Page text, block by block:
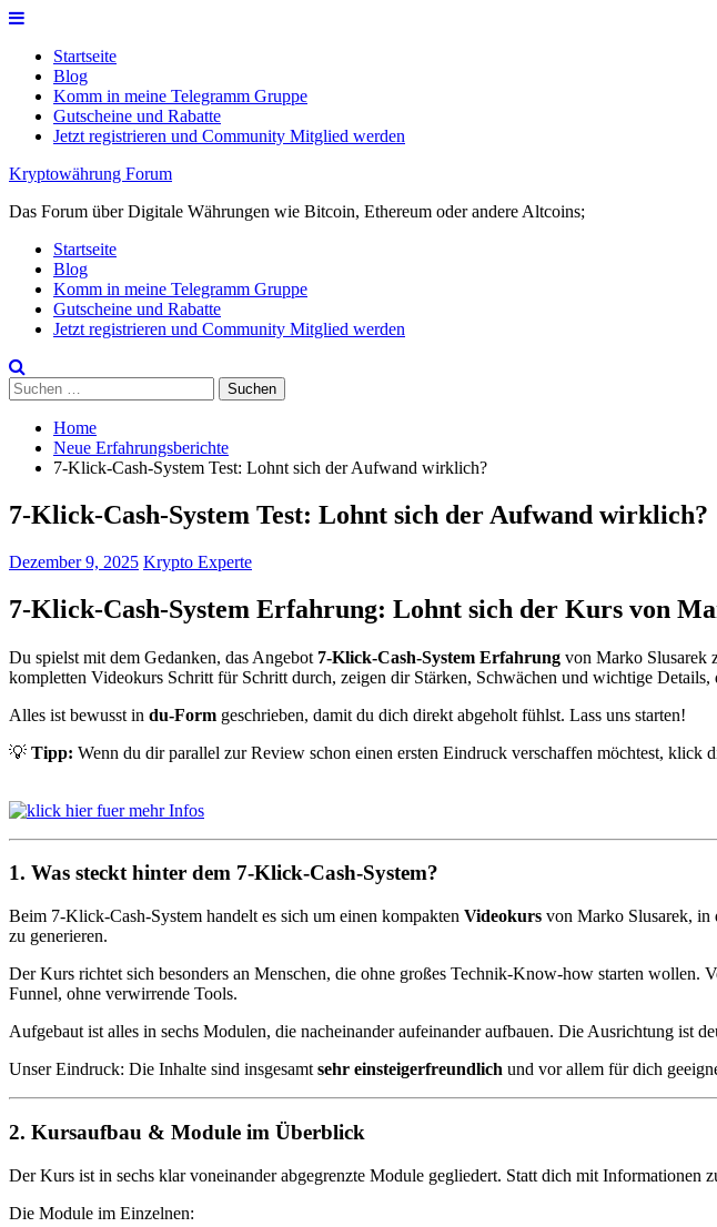
Skip
contentStartseite
Blog
Komm in meine Telegramm Gruppe
Gutscheine und Rabatte
Jetzt registrieren und Community Mitglied werden
Kryptowährung Forum
Das Forum über Digitale Währungen wie Bitcoin, Ethereum oder andere Altcoins;
Startseite
Blog
Komm in meine Telegramm Gruppe
Gutscheine und Rabatte
Jetzt registrieren und Community Mitglied werden
Suchen
nach:
Home
Neue Erfahrungsberichte
7-Klick-Cash-System Test: Lohnt sich der Aufwand wirklich?
7-Klick-Cash-System Test: Lohnt sich der Aufwand wirklich?
Dezember 9, 2025 Krypto Experte
7-Klick-Cash-System Erfahrung: Lohnt sich der Kurs von
Du spielst mit dem Gedanken, das Angebot 7-Klick-Cash-System Erfahrung von Marko Slusarek
kompletten Videokurs Schritt für Schritt durch, zeigen dir Stärken, Schwächen und wichtige
Alles ist bewusst in du-Form geschrieben, damit du dich direkt abgeholt fühlst. Lass uns starten!
💡 Tipp: Wenn du dir parallel zur Review schon einen ersten Eindruck verschaffen möchtest, klick
1. Was steckt hinter dem 7-Klick-Cash-System?
Beim 7-Klick-Cash-System handelt es sich um einen kompakten Videokurs von Marko Slusarek, in
zu generieren.
Der Kurs richtet sich besonders an Menschen, die ohne großes Technik-Know-how starten wollen.
Funnel, ohne verwirrende Tools.
Aufgebaut ist alles in sechs Modulen, die nacheinander aufeinander aufbauen. Die Ausrichtung ist
Unser Eindruck: Die Inhalte sind insgesamt sehr einsteigerfreundlich und vor allem für dich
2. Kursaufbau & Module im Überblick
Der Kurs ist in sechs klar voneinander abgegrenzte Module gegliedert. Statt dich mit
Die Module im Einzelnen: